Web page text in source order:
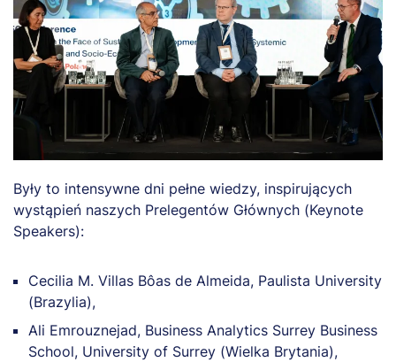
Były to intensywne dni pełne wiedzy, inspirujących
wystąpień naszych Prelegentów Głównych (Keynote
Speakers):
Cecilia M. Villas Bôas de Almeida, Paulista University
(Brazylia),
Ali Emrouznejad, Business Analytics Surrey Business
School, University of Surrey (Wielka Brytania),